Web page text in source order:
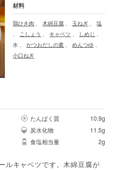
材料
鶏ひき肉 、木綿豆腐 、 玉ねぎ 、塩
、 こしょう 、 キャベツ 、 しめじ 、
水 、かつおだしの素 、めんつゆ 、
小口ねぎ
たんぱく質
10.9g
炭水化物
11.5g
食塩相当量 2g
ルキャベツです。木綿豆腐が